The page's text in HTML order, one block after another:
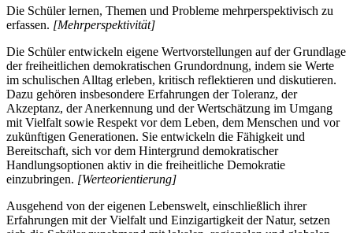
Die Schüler lernen, Themen und Probleme mehrperspektivisch zu
erfassen. [Mehrperspektivität]
Die Schüler entwickeln eigene Wertvorstellungen auf der Grundlage
der freiheitlichen demokratischen Grundordnung, indem sie Werte
im schulischen Alltag erleben, kritisch reflektieren und diskutieren.
Dazu gehören insbesondere Erfahrungen der Toleranz, der
Akzeptanz, der Anerkennung und der Wertschätzung im Umgang
mit Vielfalt sowie Respekt vor dem Leben, dem Menschen und vor
zukünftigen Generationen. Sie entwickeln die Fähigkeit und
Bereitschaft, sich vor dem Hintergrund demokratischer
Handlungsoptionen aktiv in die freiheitliche Demokratie
einzubringen. [Werteorientierung]
Ausgehend von der eigenen Lebenswelt, einschließlich ihrer
Erfahrungen mit der Vielfalt und Einzigartigkeit der Natur, setzen